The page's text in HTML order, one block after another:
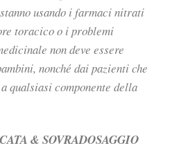
usando i farmaci nitrati
toracico o i problemi
non deve essere
nonché dai pazienti che
qualsiasi componente della
& SOVRADOSAGGIO